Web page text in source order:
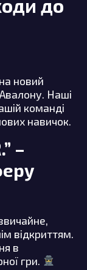
до
новий
Наші
команді
навичок.
–
відкриттям.
в
гри.